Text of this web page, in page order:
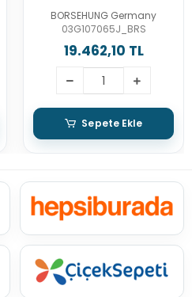
BORSEHUNG Germany
03G107065J_BRS
19.462,10 TL
Sepete Ekle